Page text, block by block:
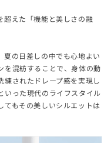
超えた「機能と美しさの融
の日差しの中でも心地よい
を混紡することで、身体の動
練されたドレープ感を実現し
いった現代のライフスタイル
てもその美しいシルエットは